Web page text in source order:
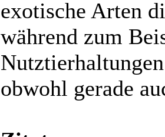
exotische Arten
während zum
obwohl gerade